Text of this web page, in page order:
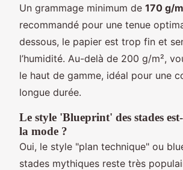
Un grammage minimum de 170 g/
recommandé pour une tenue
dessous, le papier est trop fin et
l’humidité. Au-delà de 200 g/m²,
le haut de gamme, idéal pour une
longue durée.
Le style 'Blueprint' des stades
la mode ?
Oui, le style "plan technique" ou
stades mythiques reste très